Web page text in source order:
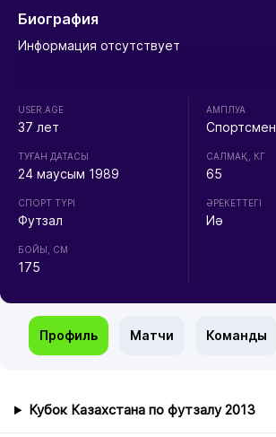
Биография
Информация отсутствует
USER.AGE
37 лет
ТУҒАН ДАТАСЫ
24 маусым 1989
СПОРТ ТҮРІ
Футзал
БОЙЫ, СМ
175
АМПЛУА
Спортсмен
CАЛМАҚ, КГ
65
ӘРЕКЕТТЕГІ
Иә
Профиль Матчи Команды
Кубок Казахстана по футзалу 2013